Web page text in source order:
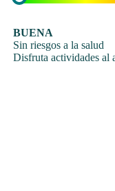
BUENA
Sin riesgos a la salud
Disfruta actividades al